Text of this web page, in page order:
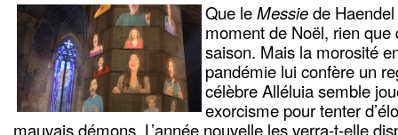
Que leMessiede Haendel
moment de Noël, rien que
saison. Mais la morosité
pandémie lui confère un
célèbre Alléluia semble
exorcisme pour tenter
mauvais démons. L’année nouvelle les verra-t-elle